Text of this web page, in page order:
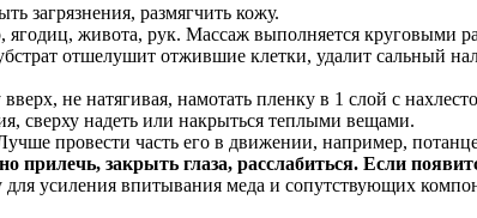
загрязнения, размягчить кожу.
ягодиц, живота, рук. Массаж выполняется
отшелушит отжившие клетки, удалит сальный
не натягивая, намотать пленку в 1 слой с
сверху надеть или накрыться теплыми вещами.
провести часть его в движении, например,
прилечь, закрыть глаза, расслабиться. Если
для усиления впитывания меда и сопутствующих